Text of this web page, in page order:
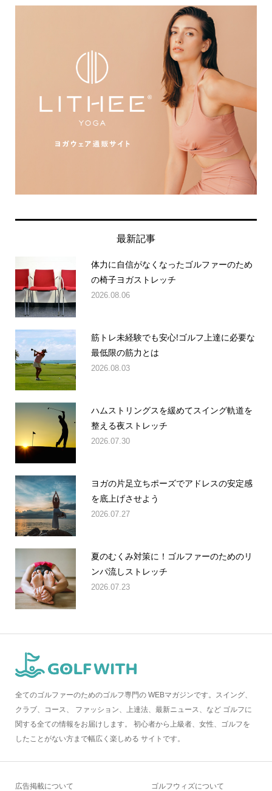
最新記事
体力に自信がなくなったゴルファーのため
の椅子ヨガストレッチ
2026.08.06
筋トレ未経験でも安心!ゴルフ上達に必要な
最低限の筋力とは
2026.08.03
ハムストリングスを緩めてスイング軌道を
整える夜ストレッチ
2026.07.30
ヨガの片足立ちポーズでアドレスの安定感
を底上げさせよう
2026.07.27
夏のむくみ対策に！ゴルファーのためのリ
ンパ流しストレッチ
2026.07.23
全てのゴルファーのためのゴルフ専門の WEBマガジンです。スイング、
クラブ、コース、 ファッション、上達法、最新ニュース、など ゴルフに
関する全ての情報をお届けします。 初心者から上級者、女性、ゴルフを
したことがない方まで幅広く楽しめる サイトです。
広告掲載について ゴルフウィズについて